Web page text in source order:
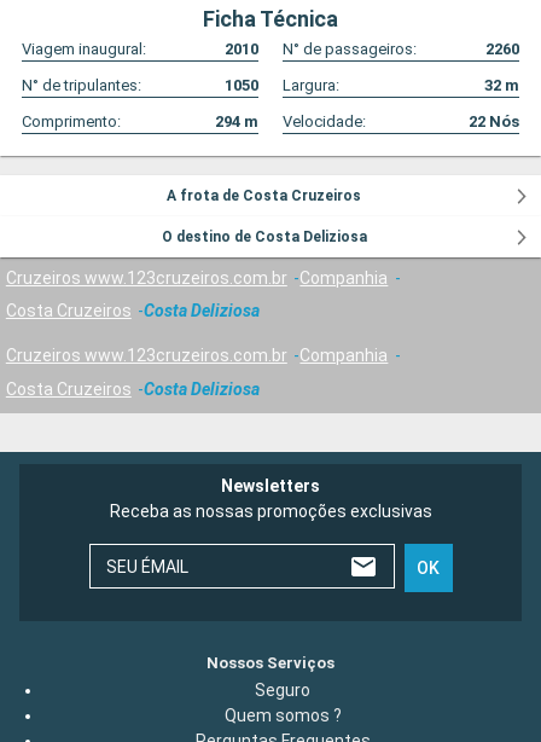
Ficha Técnica
Viagem inaugural: 2010 N° de passageiros:
2260
N° de tripulantes:
1050 Largura: 32 m
Comprimento:
294 m Velocidade: 22 Nós
A frota de Costa Cruzeiros
O destino de Costa Deliziosa
Cruzeiros www.123cruzeiros.com.br
Companhia
Costa Cruzeiros
Costa Deliziosa
Cruzeiros www.123cruzeiros.com.br
Companhia
Costa Cruzeiros
Costa Deliziosa
Newsletters
Receba as nossas promoções exclusivas
SEU ÉMAIL OK
Nossos Serviços
Seguro
Quem somos ?